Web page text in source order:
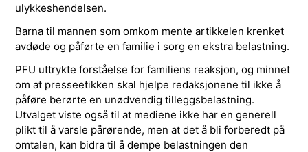
ulykkeshendelsen.
Barna til mannen som omkom mente artikkelen krenket
avdøde og påførte en familie i sorg en ekstra belastning.
PFU uttrykte forståelse for familiens reaksjon, og minnet
om at presseetikken skal hjelpe redaksjonene til ikke å
påføre berørte en unødvendig tilleggsbelastning.
Utvalget viste også til at mediene ikke har en generell
plikt til å varsle pårørende, men at det å bli forberedt på
omtalen, kan bidra til å dempe belastningen den